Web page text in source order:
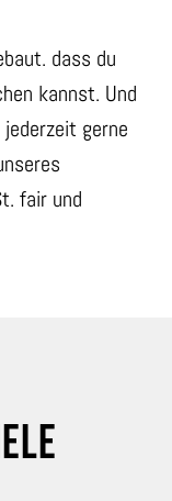
dass du
kannst. Und
gerne
fair und